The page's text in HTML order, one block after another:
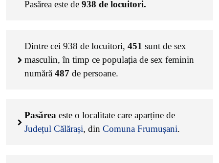
Pasărea este de 938 de locuitori.
Dintre cei 938 de locuitori, 451 sunt de sex
masculin, în timp ce populația de sex feminin
numără 487 de persoane.
Pasărea este o localitate care aparține de
Județul Călărași, din Comuna Frumușani.